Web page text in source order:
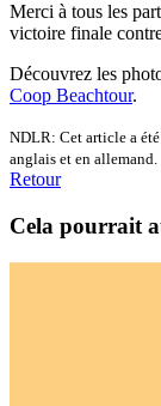
Merci à tous les
victoire finale
Découvrez les
Coop Beachtour.
NDLR: Cet article a
anglais et en allemand.
Retour
Cela pourrait